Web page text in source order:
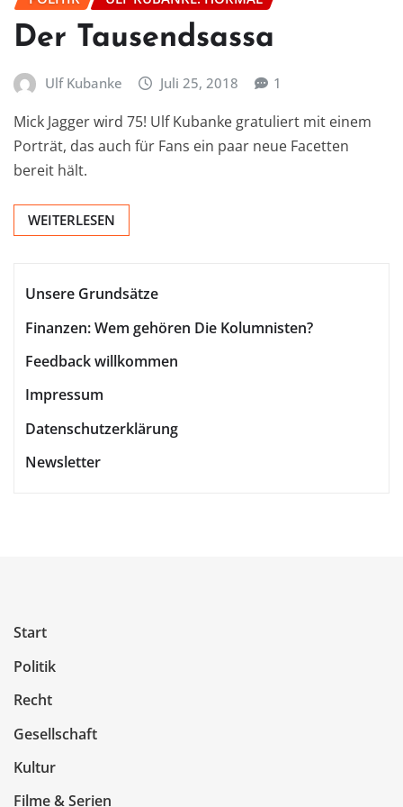
Der Tausendsassa
Ulf Kubanke Juli 25, 2018 1
Mick Jagger wird 75! Ulf Kubanke gratuliert mit einem
Porträt, das auch für Fans ein paar neue Facetten
bereit hält.
WEITERLESEN
Unsere Grundsätze
Finanzen: Wem gehören Die Kolumnisten?
Feedback willkommen
Impressum
Datenschutzerklärung
Newsletter
Start
Politik
Recht
Gesellschaft
Kultur
Filme & Serien